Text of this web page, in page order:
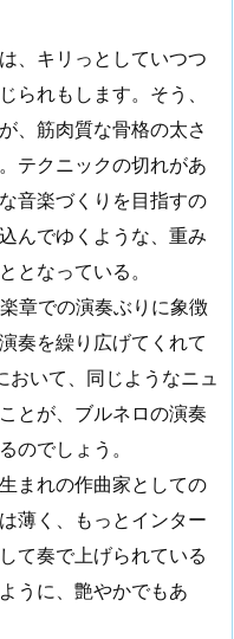
、キリっとしていつつ
られもします。そう、
、筋肉質な骨格の太さ
テクニックの切れがあ
音楽づくりを目指すの
んでゆくような、重み
となっている。
章での演奏ぶりに象徴
奏を繰り広げてくれて
いて、同じようなニュ
とが、ブルネロの演奏
のでしょう。
まれの作曲家としての
薄く、もっとインター
て奏で上げられている
うに、艶やかでもあ